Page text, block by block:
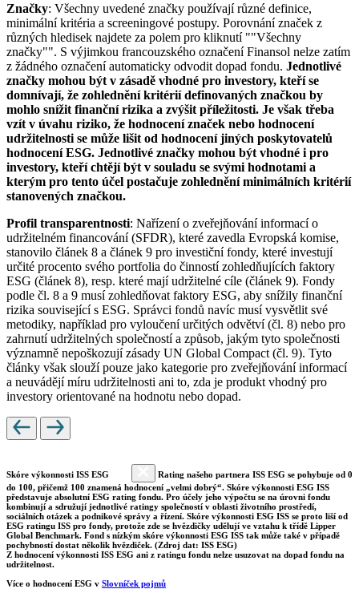
Značky: Všechny uvedené značky používají různé definice,
minimální kritéria a screeningové postupy. Porovnání značek z
různých hledisek najdete za polem pro kliknutí ""Všechny
značky"". S výjimkou francouzského označení Finansol nelze zatím
z žádného označení automaticky odvodit dopad fondu. Jednotlivé
značky mohou být v zásadě vhodné pro investory, kteří se
domnívají, že zohlednění kritérií definovaných značkou by
mohlo snížit finanční rizika a zvýšit příležitosti. Je však třeba
vzít v úvahu riziko, že hodnocení značek nebo hodnocení
udržitelnosti se může lišit od hodnocení jiných poskytovatelů
hodnocení ESG. Jednotlivé značky mohou být vhodné i pro
investory, kteří chtějí být v souladu se svými hodnotami a
kterým pro tento účel postačuje zohlednění minimálních kritérií
stanovených značkou.
Profil transparentnosti: Nařízení o zveřejňování informací o
udržitelném financování (SFDR), které zavedla Evropská komise,
stanovilo článek 8 a článek 9 pro investiční fondy, které investují
určité procento svého portfolia do činností zohledňujících faktory
ESG (článek 8), resp. které mají udržitelné cíle (článek 9). Fondy
podle čl. 8 a 9 musí zohledňovat faktory ESG, aby snížily finanční
rizika související s ESG. Správci fondů navíc musí vysvětlit své
metodiky, například pro vyloučení určitých odvětví (čl. 8) nebo pro
zahrnutí udržitelných společností a způsob, jakým tyto společnosti
významně nepoškozují zásady UN Global Compact (čl. 9). Tyto
články však slouží pouze jako kategorie pro zveřejňování informací
a neuvádějí míru udržitelnosti ani to, zda je produkt vhodný pro
investory orientované na hodnotu nebo dopad.
Skóre výkonnosti ISS ESG
Rating našeho partnera ISS ESG se pohybuje od 0
do 100, přičemž 100 znamená hodnocení „velmi dobrý“. Skóre výkonnosti ESG ISS
představuje absolutní ESG rating fondu. Pro účely jeho výpočtu se na úrovni fondu
kombinují a sdružují jednotlivé ratingy společností v oblasti životního prostředí,
sociálních otázek a podnikové správy a řízení. Skóre výkonnosti ESG ISS se proto liší od
ESG ratingu ISS pro fondy, protože zde se hvězdičky udělují ve vztahu k třídě Lipper
Global Benchmark. Fond s nízkým skóre výkonnosti ESG ISS tak může také v případě
pochybností dostat několik hvězdiček. (Zdroj dat: ISS ESG)
Z hodnocení výkonnosti ISS ESG ani z ratingu fondu nelze usuzovat na dopad fondu na
udržitelnost.
Více o hodnocení ESG v Slovníček pojmů